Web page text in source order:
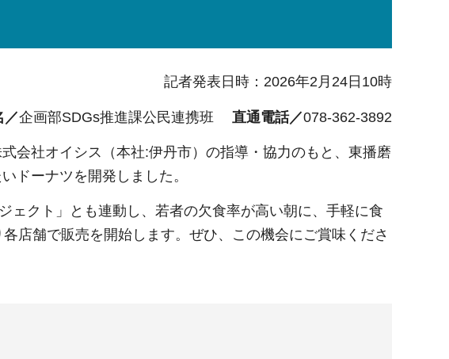
記者発表日時：2026年2月24日10時
／企画部SDGs推進課公民連携班 直通電話／078-362-3892
会社オイシス（本社:伊丹市）の指導・協力のもと、東播磨
ドーナツを開発しました。
ェクト」とも連動し、若者の欠食率が高い朝に、手軽に食
店舗で販売を開始します。ぜひ、この機会にご賞味くださ